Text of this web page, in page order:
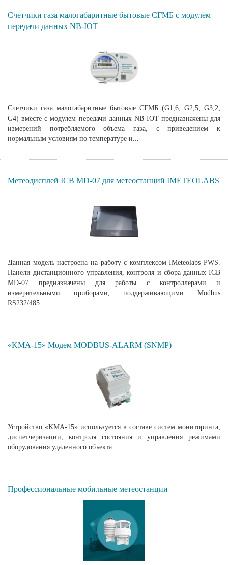
Счетчики газа малогабаритные бытовые СГМБ с модулем
передачи данных NB-IOT
Счетчики газа малогабаритные бытовые СГМБ (G1,6; G2,5; G3,2;
G4) вместе с модулем передачи данных NB-IOT предназначены для
измерений потребляемого объема газа, с приведением к
нормальным условиям по температуре и...
Метеодисплей ICB MD-07 для метеостанций IMETEOLABS
Данная модель настроена на работу с комплексом IMeteolabs PWS.
Панели дистанционного управления, контроля и сбора данных ICB
MD-07 предназначены для работы с контроллерами и
измерительными приборами, поддерживающими Modbus
RS232/485…
«KMA-15» Модем MODBUS-ALARM (SNMP)
Устройство «KMA-15» используется в составе систем мониторинга,
диспетчеризации, контроля состояния и управления режимами
оборудования удаленного объекта...
Профессиональные мобильные метеостанции